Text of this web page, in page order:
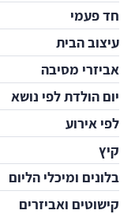
חד פעמי
עיצוב הבית
אביזרי מסיבה
יום הולדת לפי נושא
לפי אירוע
קיץ
בלונים ומיכלי הליום
קישוטים ואביזרים